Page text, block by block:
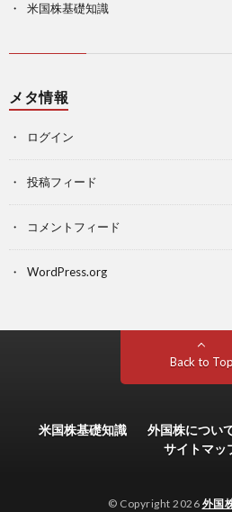
米国株基礎知識
メタ情報
ログイン
投稿フィード
コメントフィード
WordPress.org
Back to Top
米国株基礎知識 外国株につい
サイトマッ
© Copyright 2026 外国